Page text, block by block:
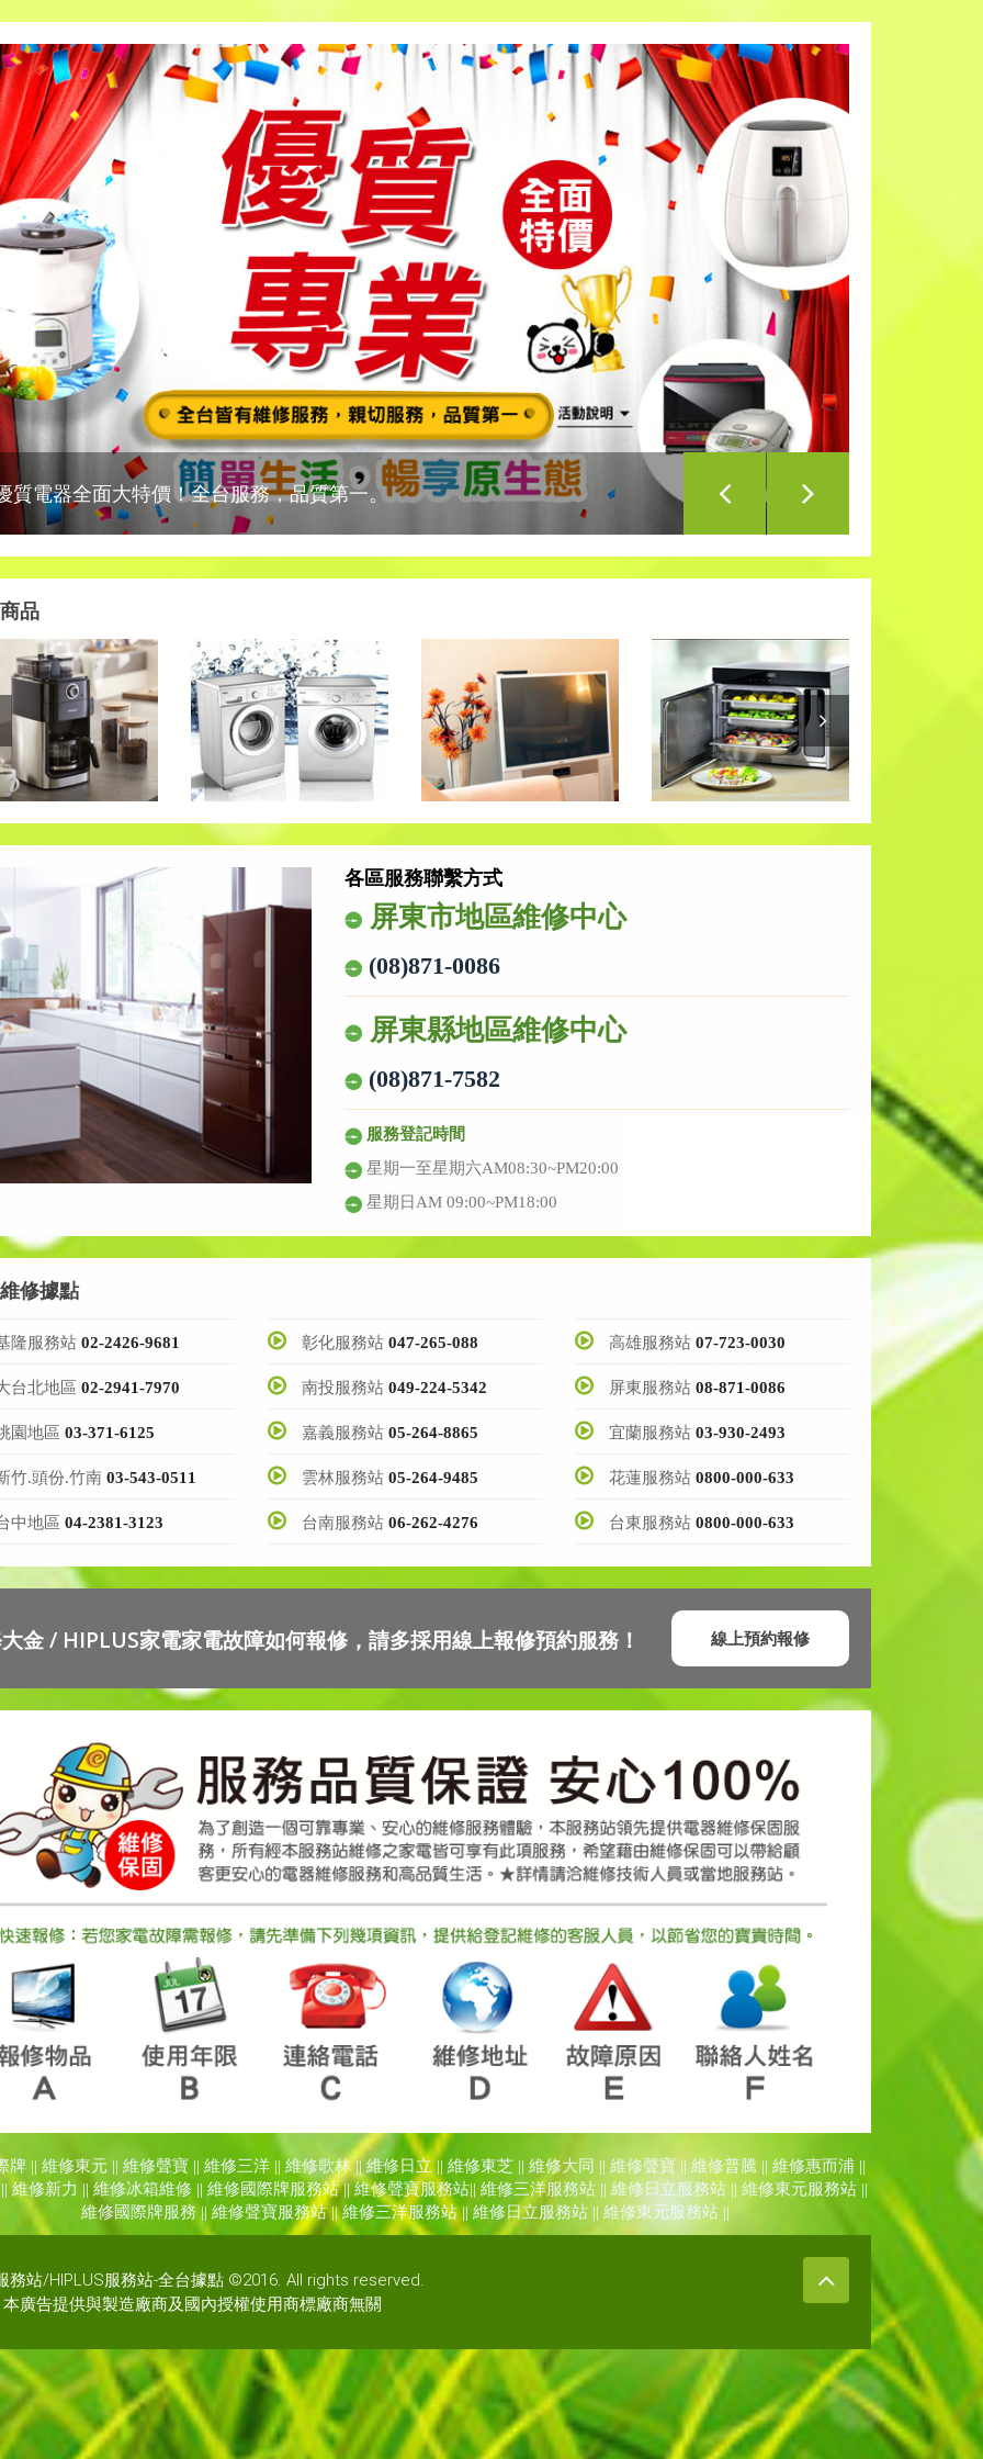
質電器全面大特價！全台服務，品質第一。
品
各區服務聯繫方式
屏東市地區維修中心
(08)871-0086
屏東縣地區維修中心
(08)871-7582
服務登記時間
星期一至星期六AM08:30~PM20:00
星期日AM 09:00~PM18:00
修據點
隆服務站 02-2426-9681
台北地區 02-2941-7970
園地區 03-371-6125
竹.頭份.竹南 03-543-0511
中地區 04-2381-3123
彰化服務站 047-265-088
南投服務站 049-224-5342
嘉義服務站 05-264-8865
雲林服務站 05-264-9485
台南服務站 06-262-4276
高雄服務站 07-723-0030
屏東服務站 08-871-0086
宜蘭服務站 03-930-2493
花蓮服務站 0800-000-633
台東服務站 0800-000-633
線上預約報修
金 / HIPLUS家電家電故障如何報修，請多採用線上報修預約服務！
牌 || 維修東元 || 維修聲寶 || 維修三洋 || 維修歌林|| 維修 日立 || 維修東芝 || 維修大同 || 維修聲寶 || 維修普騰 || 維修惠而浦 ||
維修新力 || 維修冰箱維修 || 維修國際牌服務站|| 維修聲寶服務站|| 維修三洋服務站 || 維修 日立服務站 || 維修東元服務站 ||
維修國際牌服務 || 維修聲寶服務站|| 維修三洋服務站|| 維修 日立服務站|| 維修東元服務站||
務站/HIPLUS服務站-全台據點 ©2016. All rights reserved.
本廣告提供與製造廠商及國內授權使用商標廠商無關